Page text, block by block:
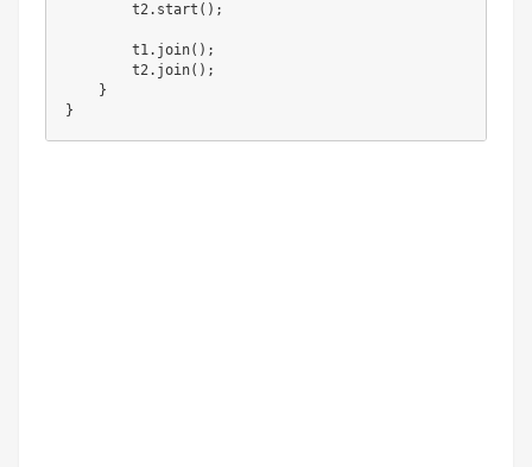
        t2.start();
        t1.join();
        t2.join();
    }
}